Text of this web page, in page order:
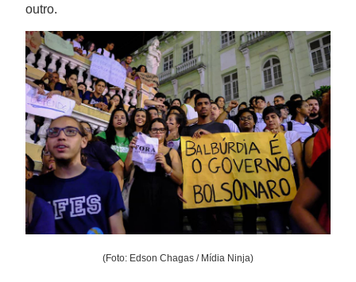
outro.
(Foto: Edson Chagas / Mídia Ninja)